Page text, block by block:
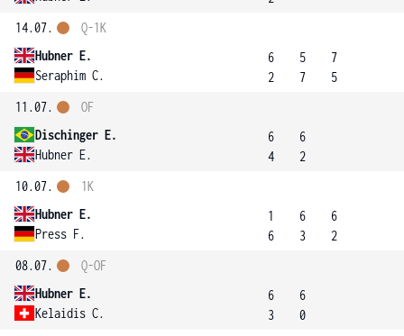
14.07.
Hubner E.
Seraphim C.
Q-1K
6
2
5
7
7
5
11.07.
Dischinger E.
Hubner E.
OF
6
4
6
2
10.07.
Hubner E.
Press F.
1K
1
6
6
3
6
2
08.07.
Hubner E.
Kelaidis C.
Q-OF
6
3
6
0